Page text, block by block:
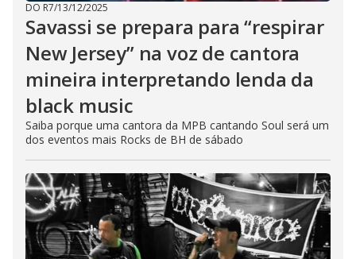
DO R7/13/12/2025
Savassi se prepara para “respirar
New Jersey” na voz de cantora
mineira interpretando lenda da
black music
Saiba porque uma cantora da MPB cantando Soul será um
dos eventos mais Rocks de BH de sábado